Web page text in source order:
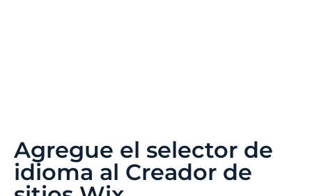
Agregue el selector de
idioma al Creador de